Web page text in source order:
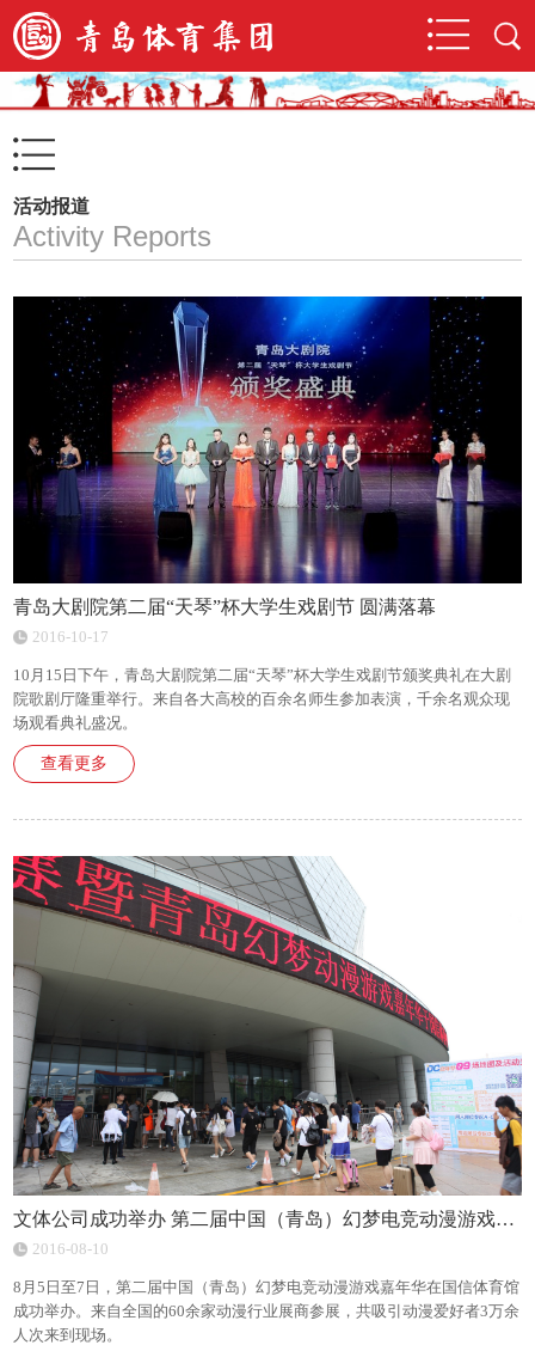
活动报道
Activity Reports
青岛大剧院第二届“天琴”杯大学生戏剧节 圆满落幕
2016-10-17
10月15日下午，青岛大剧院第二届“天琴”杯大学生戏剧节颁奖典礼在大剧
院歌剧厅隆重举行。来自各大高校的百余名师生参加表演，千余名观众现
场观看典礼盛况。
查看更多
文体公司成功举办 第二届中国（青岛）幻梦电竞动漫游戏嘉年华
2016-08-10
8月5日至7日，第二届中国（青岛）幻梦电竞动漫游戏嘉年华在国信体育馆
成功举办。来自全国的60余家动漫行业展商参展，共吸引动漫爱好者3万余
人次来到现场。